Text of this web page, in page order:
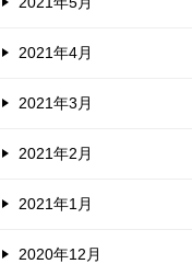
2021年4月
2021年3月
2021年2月
2021年1月
2020年12月